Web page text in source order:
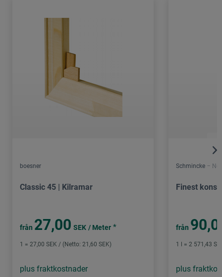
boesner
Classic 45 | Kilramar
från 27,00 SEK / Meter *
1 = 27,00 SEK / (Netto: 21,60 SEK)
plus fraktkostnader
Schmincke –
Finest
från
1 l = 2 571,43
plus